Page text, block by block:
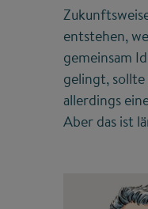
entstehen,
gemeinsam
gelingt,
allerdings
Aber das ist